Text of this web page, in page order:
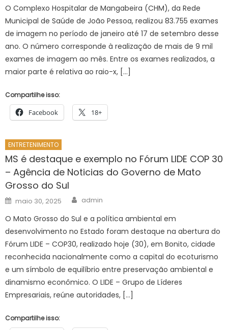
O Complexo Hospitalar de Mangabeira (CHM), da Rede
Municipal de Saúde de João Pessoa, realizou 83.755 exames
de imagem no período de janeiro até 17 de setembro desse
ano. O número corresponde à realização de mais de 9 mil
exames de imagem ao mês. Entre os exames realizados, a
maior parte é relativa ao raio-x, […]
Compartilhe isso:
Facebook 18+
ENTRETENIMENTO
MS é destaque e exemplo no Fórum LIDE COP 30
– Agência de Noticias do Governo de Mato
Grosso do Sul
Posted
on
maio 30, 2025 Author
admin
O Mato Grosso do Sul e a política ambiental em
desenvolvimento no Estado foram destaque na abertura do
Fórum LIDE – COP30, realizado hoje (30), em Bonito, cidade
reconhecida nacionalmente como a capital do ecoturismo
e um símbolo de equilíbrio entre preservação ambiental e
dinamismo econômico. O LIDE – Grupo de Líderes
Empresariais, reúne autoridades, […]
Compartilhe isso: